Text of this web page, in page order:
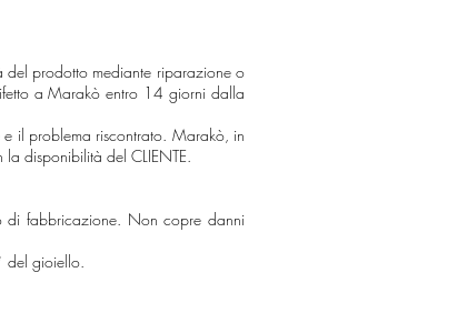
del prodotto mediante riparazione o
a Marakò entro 14 giorni dalla
il problema riscontrato. Marakò, in
disponibilità del CLIENTE.
di fabbricazione. Non copre danni
del gioiello.